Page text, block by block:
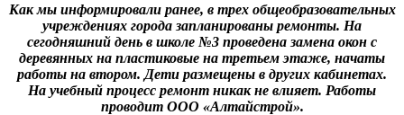
Как мы информировали ранее, в трех общеобразовательных
учреждениях города запланированы ремонты. На
сегодняшний день в школе №3 проведена замена окон с
деревянных на пластиковые на третьем этаже, начаты
работы на втором. Дети размещены в других кабинетах.
На учебный процесс ремонт никак не влияет. Работы
проводит ООО «Алтайстрой».